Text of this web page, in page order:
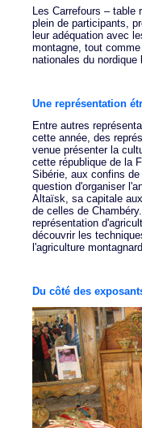
Les Carrefours – table
plein de participants,
leur adéquation avec
montagne, tout
nationales du
Une représentation
Entre autres
cette année, des
venue présenter la
cette république de la
Sibérie, aux confins
question d'organiser
Altaïsk, sa capitale
de celles de
représentation
découvrir les
l'agriculture
Du côté des